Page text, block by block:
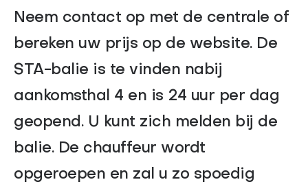
English
Neem contact op met de centrale of
bereken uw prijs op de website. De
STA-balie is te vinden nabij
aankomsthal 4 en is 24 uur per dag
geopend. U kunt zich melden bij de
balie. De chauffeur wordt
opgeroepen en zal u zo spoedig